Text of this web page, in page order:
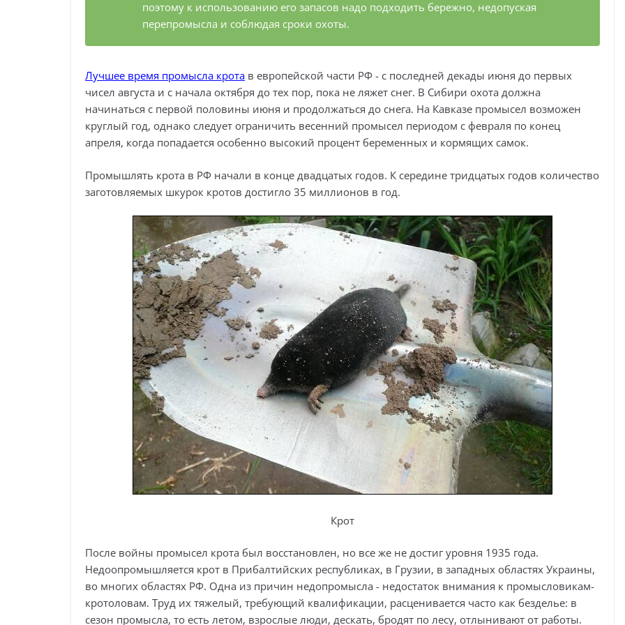
поэтому к использованию его запасов надо подходить бережно, недопуская
перепромысла и соблюдая сроки охоты.
Лучшее время промысла крота в европейской части РФ - с последней декады июня до первых
чисел августа и с начала октября до тех пор, пока не ляжет снег. В Сибири охота должна
начинаться с первой половины июня и продолжаться до снега. На Кавказе промысел возможен
круглый год, однако следует ограничить весенний промысел периодом с февраля по конец
апреля, когда попадается особенно высокий процент беременных и кормящих самок.
Промышлять крота в РФ начали в конце двадцатых годов. К середине тридцатых годов количество
заготовляемых шкурок кротов достигло 35 миллионов в год.
Крот
После войны промысел крота был восстановлен, но все же не достиг уровня 1935 года.
Недоопромышляется крот в Прибалтийских республиках, в Грузии, в западных областях Украины,
во многих областях РФ. Одна из причин недопромысла - недостаток внимания к промысловикам-
кротоловам. Труд их тяжелый, требующий квалификации, расценивается часто как безделье: в
сезон промысла, то есть летом, взрослые люди, дескать, бродят по лесу, отлынивают от работы.